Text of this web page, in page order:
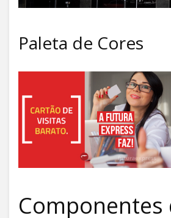
Paleta de Cores
Componentes